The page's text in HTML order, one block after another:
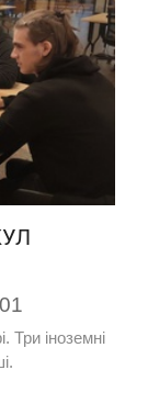
іноземні